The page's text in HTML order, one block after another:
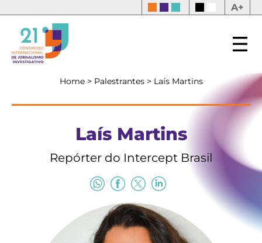
A+
Home > Palestrantes > Laís Martins
Laís Martins
Repórter do Intercept Brasil